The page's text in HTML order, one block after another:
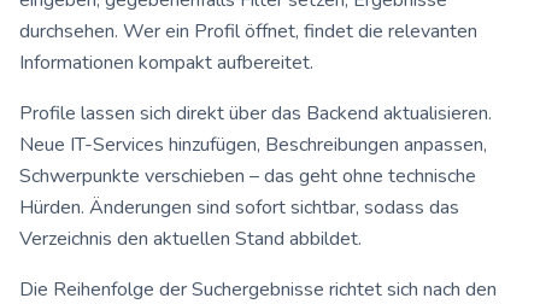
durchsehen. Wer ein Profil öffnet, findet die relevanten
Informationen kompakt aufbereitet.
Profile lassen sich direkt über das Backend aktualisieren.
Neue IT-Services hinzufügen, Beschreibungen anpassen,
Schwerpunkte verschieben – das geht ohne technische
Hürden. Änderungen sind sofort sichtbar, sodass das
Verzeichnis den aktuellen Stand abbildet.
Die Reihenfolge der Suchergebnisse richtet sich nach den